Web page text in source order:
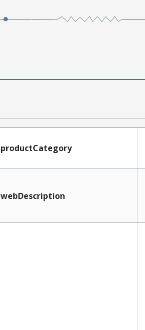
productCategory
webDescription